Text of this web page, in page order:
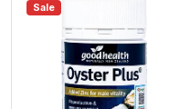
Sale